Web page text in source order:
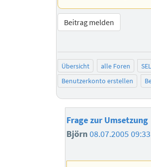
Beitrag melden
Übersicht alle Foren
Benutzerkonto erstellen
Frage zur Umsetzung
Björn08.07.2005 09:33